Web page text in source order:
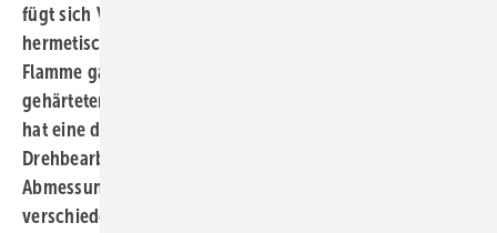
fügt sich Vivì perfekt in jede Umgebung ein. Vivì ist ein
hermetischer Ofen, der eine spektakuläre Sicht auf die
Flamme garantiert und dank seiner schwarzen
gehärteten Glastür auch ausgeschaltet elegant wirkt. Es
hat eine dicke Metallplatte, die mit einer speziellen
Drehbearbeitung erhalten wurde und dank der geringen
Abmessungen und der Möglichkeit, zwischen
verschiedenen Farben zu wählen, wird dieser Ofen auch